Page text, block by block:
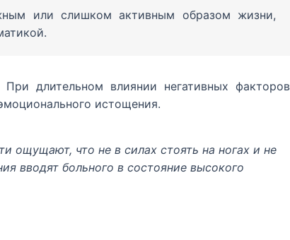
или слишком активным образом жизни,
длительном влиянии негативных факторов
истощения.
ощущают, что не в силах стоять на ногах и не
вводят больного в состояние высокого